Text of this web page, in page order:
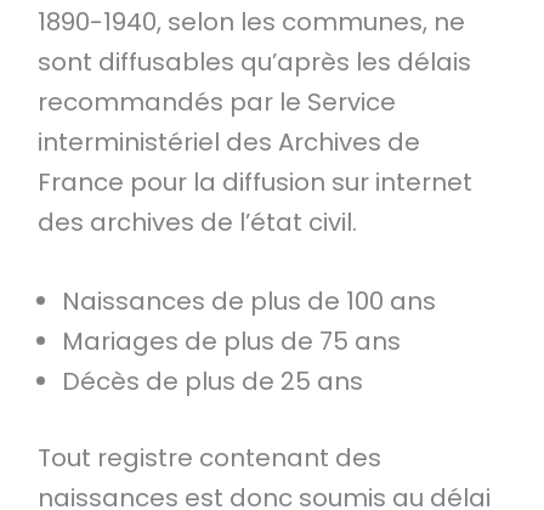
1890-1940, selon les communes, ne
sont diffusables qu’après les délais
recommandés par le Service
interministériel des Archives de
France pour la diffusion sur internet
des archives de l’état civil.
Naissances de plus de 100 ans
Mariages de plus de 75 ans
Décès de plus de 25 ans
Tout registre contenant des
naissances est donc soumis au délai